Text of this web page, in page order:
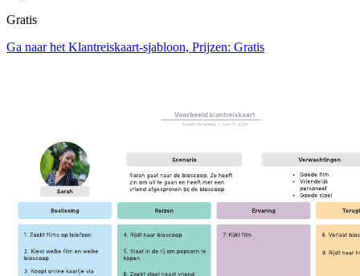
Gratis
Ga naar het Klantreiskaart-sjabloon, Prijzen: Gratis